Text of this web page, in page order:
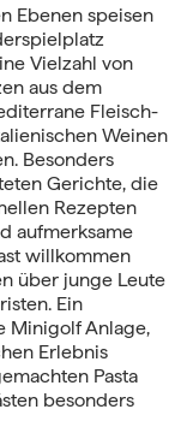
Ebenen speisen
Vielzahl von
aus dem
Fleisch-
Weinen
Besonders
Gerichte, die
Rezepten
aufmerksame
willkommen
über junge Leute
Ein
Minigolf Anlage,
Erlebnis
Pasta
besonders